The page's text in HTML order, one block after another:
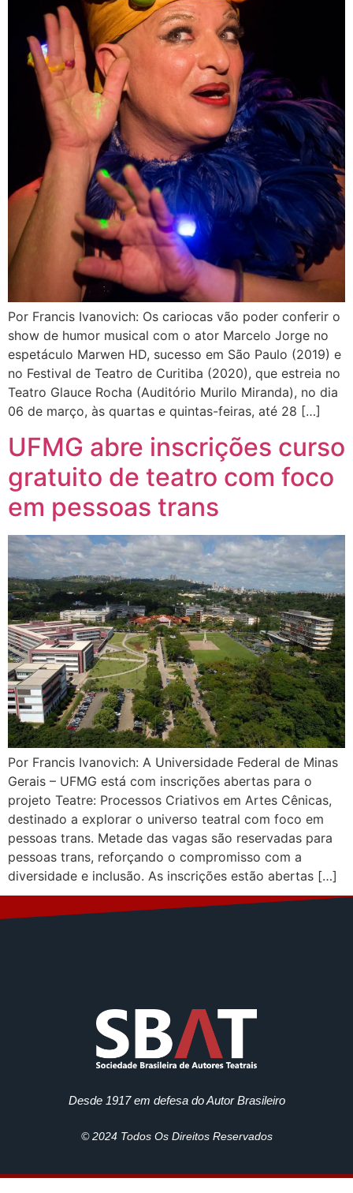
Por Francis Ivanovich: Os cariocas vão poder conferir o
show de humor musical com o ator Marcelo Jorge no
espetáculo Marwen HD, sucesso em São Paulo (2019) e
no Festival de Teatro de Curitiba (2020), que estreia no
Teatro Glauce Rocha (Auditório Murilo Miranda), no dia
06 de março, às quartas e quintas-feiras, até 28 […]
UFMG abre inscrições curso
gratuito de teatro com foco
em pessoas trans
Por Francis Ivanovich: A Universidade Federal de Minas
Gerais – UFMG está com inscrições abertas para o
projeto Teatre: Processos Criativos em Artes Cênicas,
destinado a explorar o universo teatral com foco em
pessoas trans. Metade das vagas são reservadas para
pessoas trans, reforçando o compromisso com a
diversidade e inclusão. As inscrições estão abertas […]
Desde 1917 em defesa do Autor Brasileiro
© 2024 Todos Os Direitos Reservados